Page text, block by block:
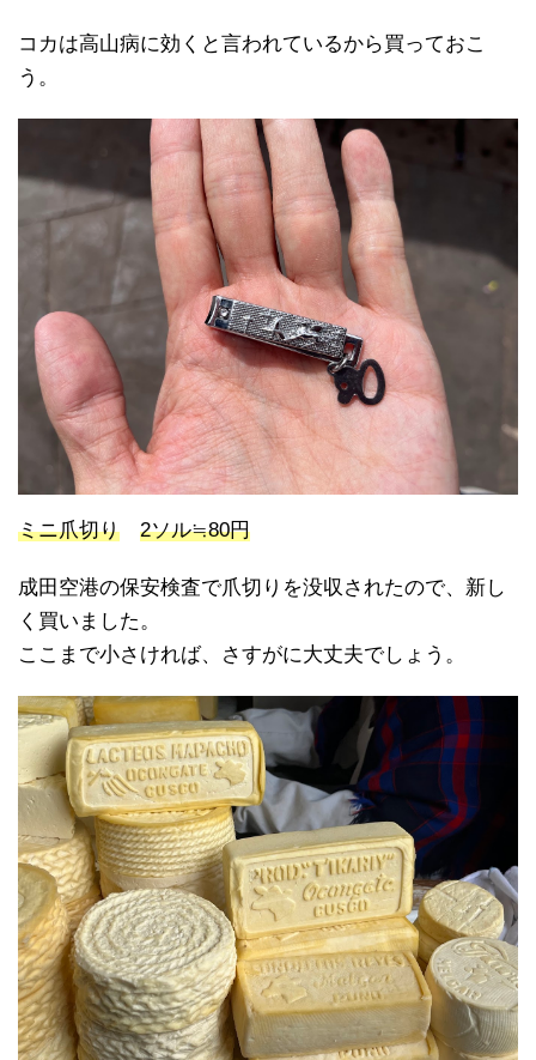
コカは高山病に効くと言われているから買っておこ
う。
ミニ爪切り 2ソル≒80円
成田空港の保安検査で爪切りを没収されたので、新し
く買いました。
ここまで小さければ、さすがに大丈夫でしょう。